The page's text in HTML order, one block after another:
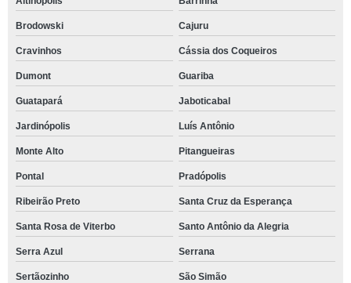
Brodowski Cajuru
Cravinhos Cássia dos Coqueiros
Dumont Guariba
Guatapará Jaboticabal
Jardinópolis Luís Antônio
Monte Alto Pitangueiras
Pontal Pradópolis
Ribeirão Preto Santa Cruz da Esperança
Santa Rosa de Viterbo Santo Antônio da Alegria
Serra Azul Serrana
Sertãozinho São Simão